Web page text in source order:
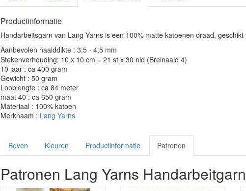
Productinformatie
Handarbeitsgarn van Lang Yarns is een 100% matte katoenen draad,
Aanbevolen naalddikte : 3,5 - 4,5 mm
Stekenverhouding: 10 x 10 cm = 21 st x 30 nld (Breinaald 4)
10 jaar : ca 400 gram
Gewicht : 50 gram
Looplengte : ca 84 meter
maat 40 : ca 650 gram
Materiaal : 100% katoen
Merknaam : Lang Yarns
Boven Kleuren Productinformatie Patronen
Patronen Lang Yarns Handarbeitgarn